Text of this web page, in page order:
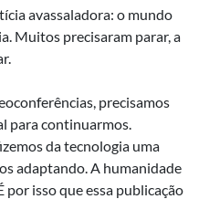
avassaladora: o mundo
Muitos precisaram parar, a
precisamos
para continuarmos.
da tecnologia uma
adaptando. A humanidade
por isso que essa publicação